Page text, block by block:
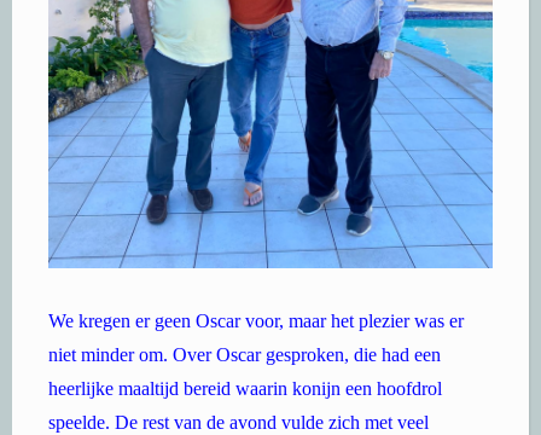
We kregen er geen Oscar voor, maar het plezier was er
niet minder om. Over Oscar gesproken, die had een
heerlijke maaltijd bereid waarin konijn een hoofdrol
speelde. De rest van de avond vulde zich met veel